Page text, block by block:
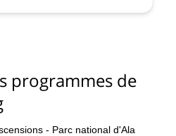
si vous êtes intéressés pour venir
programmes de
- Parc national d'Ala